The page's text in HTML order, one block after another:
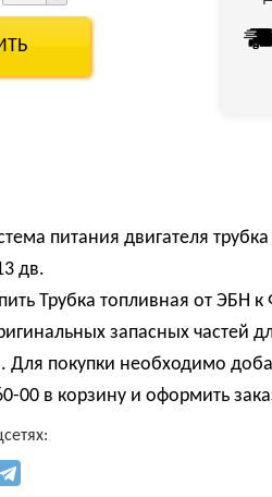
питания двигателя
дв.
Трубка топливная от ЭБН
запасных частей
Для покупки необходимо
00 в корзину и оформить